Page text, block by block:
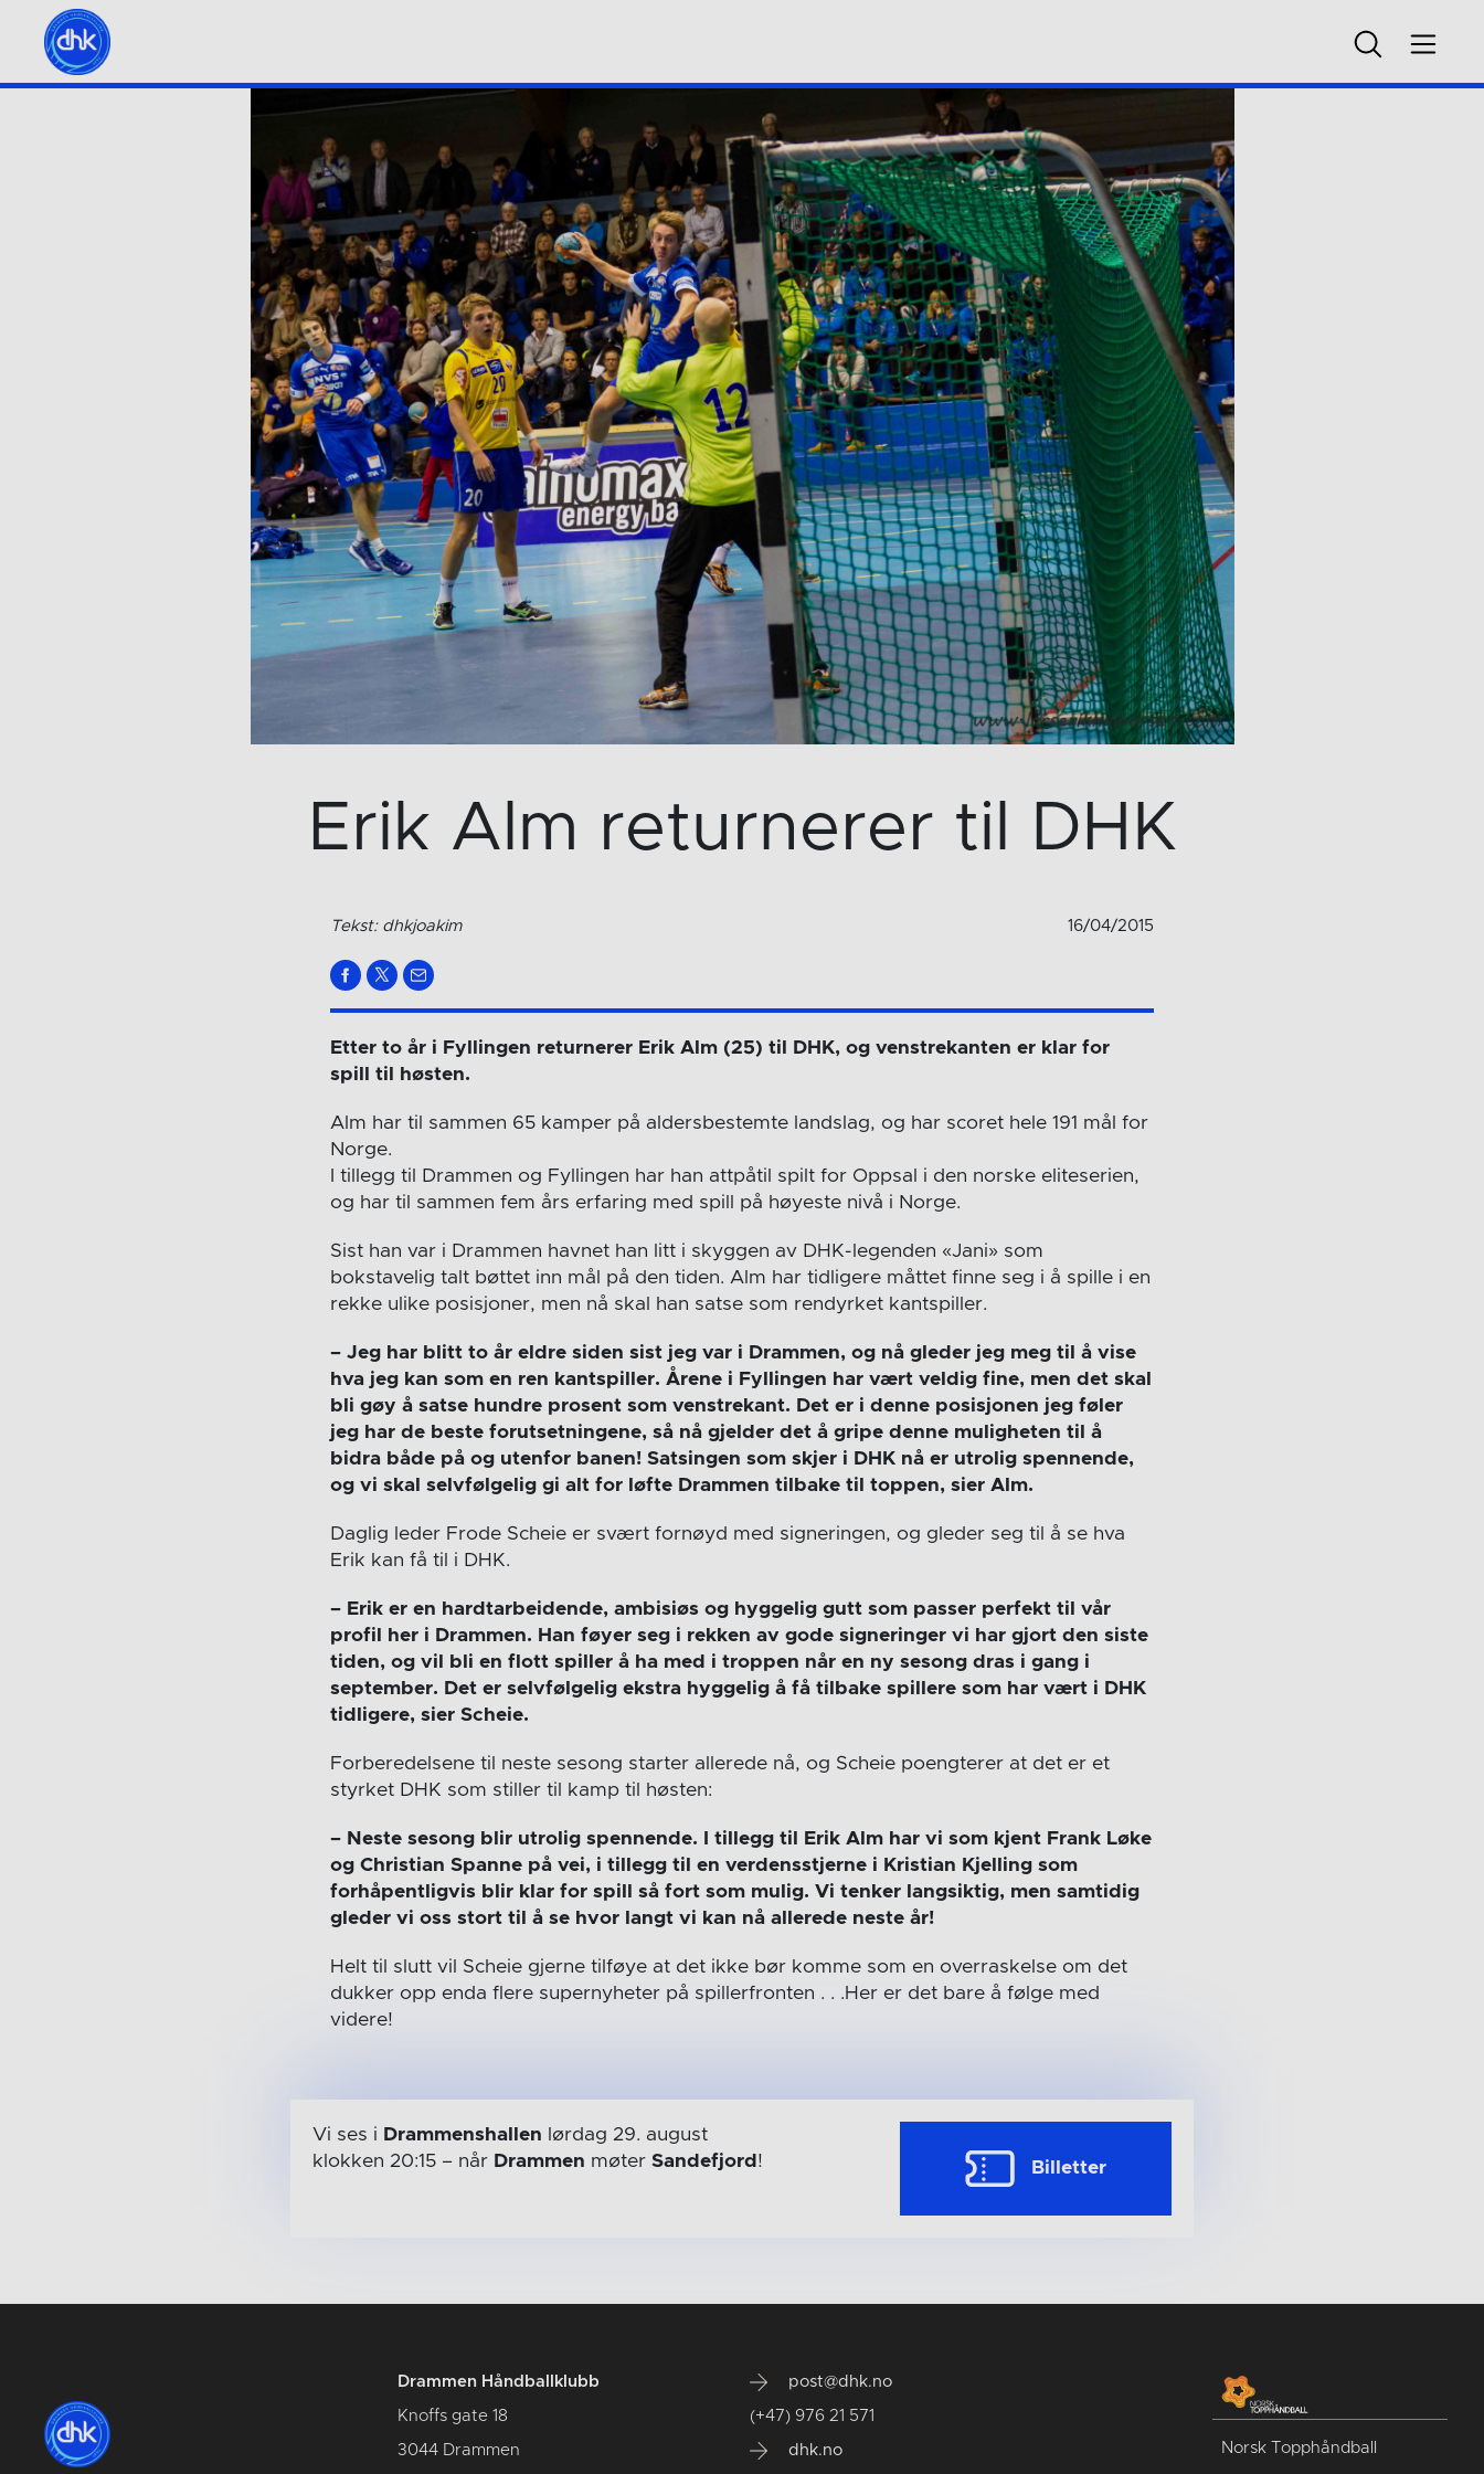
Erik Alm returnerer til DHK
Tekst: dhkjoakim 16/04/2015
Etter to år i Fyllingen returnerer Erik Alm (25) til DHK, og venstrekanten er klar for
spill til høsten.
Alm har til sammen 65 kamper på aldersbestemte landslag, og har scoret hele 191 mål for
Norge.
I tillegg til Drammen og Fyllingen har han attpåtil spilt for Oppsal i den norske eliteserien,
og har til sammen fem års erfaring med spill på høyeste nivå i Norge.
Sist han var i Drammen havnet han litt i skyggen av DHK-legenden «Jani» som
bokstavelig talt bøttet inn mål på den tiden. Alm har tidligere måttet finne seg i å spille i en
rekke ulike posisjoner, men nå skal han satse som rendyrket kantspiller.
– Jeg har blitt to år eldre siden sist jeg var i Drammen, og nå gleder jeg meg til å vise
hva jeg kan som en ren kantspiller. Årene i Fyllingen har vært veldig fine, men det skal
bli gøy å satse hundre prosent som venstrekant. Det er i denne posisjonen jeg føler
jeg har de beste forutsetningene, så nå gjelder det å gripe denne muligheten til å
bidra både på og utenfor banen! Satsingen som skjer i DHK nå er utrolig spennende,
og vi skal selvfølgelig gi alt for løfte Drammen tilbake til toppen, sier Alm.
Daglig leder Frode Scheie er svært fornøyd med signeringen, og gleder seg til å se hva
Erik kan få til i DHK.
– Erik er en hardtarbeidende, ambisiøs og hyggelig gutt som passer perfekt til vår
profil her i Drammen. Han føyer seg i rekken av gode signeringer vi har gjort den siste
tiden, og vil bli en flott spiller å ha med i troppen når en ny sesong dras i gang i
september. Det er selvfølgelig ekstra hyggelig å få tilbake spillere som har vært i DHK
tidligere, sier Scheie.
Forberedelsene til neste sesong starter allerede nå, og Scheie poengterer at det er et
styrket DHK som stiller til kamp til høsten:
– Neste sesong blir utrolig spennende. I tillegg til Erik Alm har vi som kjent Frank Løke
og Christian Spanne på vei, i tillegg til en verdensstjerne i Kristian Kjelling som
forhåpentligvis blir klar for spill så fort som mulig. Vi tenker langsiktig, men samtidig
gleder vi oss stort til å se hvor langt vi kan nå allerede neste år!
Helt til slutt vil Scheie gjerne tilføye at det ikke bør komme som en overraskelse om det
dukker opp enda flere supernyheter på spillerfronten . . .Her er det bare å følge med
videre!
Vi ses i Drammenshallen lørdag 29. august
klokken 20:15– når Drammen møter Sandefjord ! Billetter
Drammen Håndballklubb
Knoffs gate 18
3044 Drammen
post@dhk.no
(+47) 976 21 571
dhk.no Norsk Topphåndball